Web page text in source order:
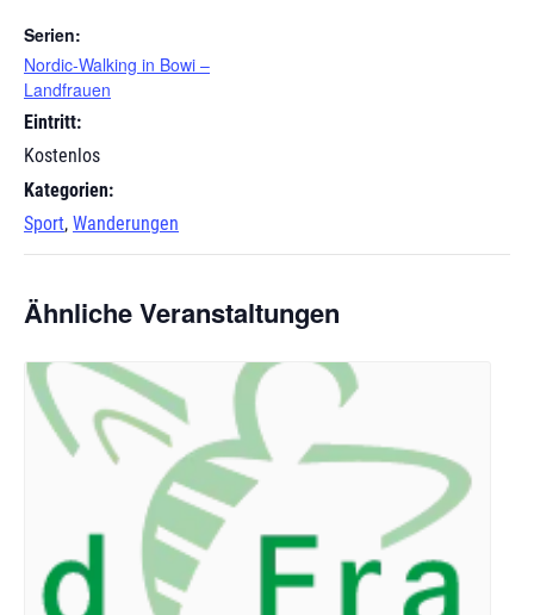
Serien:
Nordic-Walking in Bowi –
Landfrauen
Eintritt:
Kostenlos
Kategorien:
Sport, Wanderungen
Ähnliche Veranstaltungen